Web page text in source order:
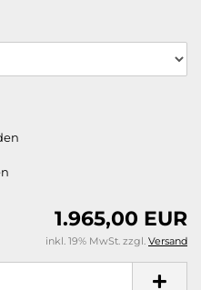
1.965,00 EUR
inkl. 19% MwSt. zzgl. Versand